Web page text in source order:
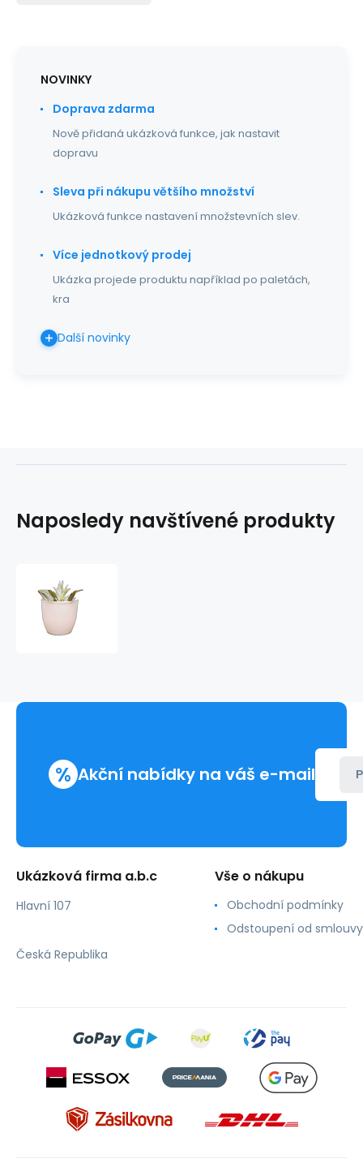
NOVINKY
Doprava zdarma
Nově přidaná ukázková funkce, jak nastavit
dopravu
Sleva při nákupu většího množství
Ukázková funkce nastavení množstevních slev.
Více jednotkový prodej
Ukázka projede produktu například po paletách,
kra
Další novinky
Naposledy navštívené produkty
% Akční nabídky na váš e-mail
Ukázková firma a.b.c
Hlavní 107
Česká Republika
Vše o nákupu
Obchodní podmínky
Odstoupení od smlouvy